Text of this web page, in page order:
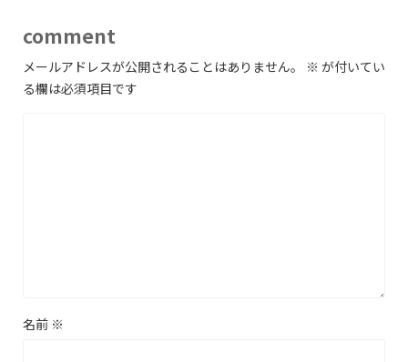
comment
メールアドレスが公開されることはありません。 ※ が付いてい
る欄は必須項目です
名前 ※